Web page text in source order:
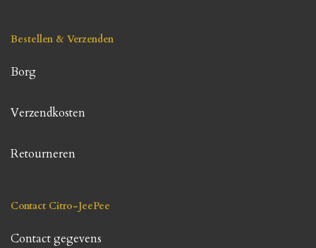
Bestellen & Verzenden
Borg
Verzendkosten
Retourneren
Contact Citro-JeePee
Contact gegevens